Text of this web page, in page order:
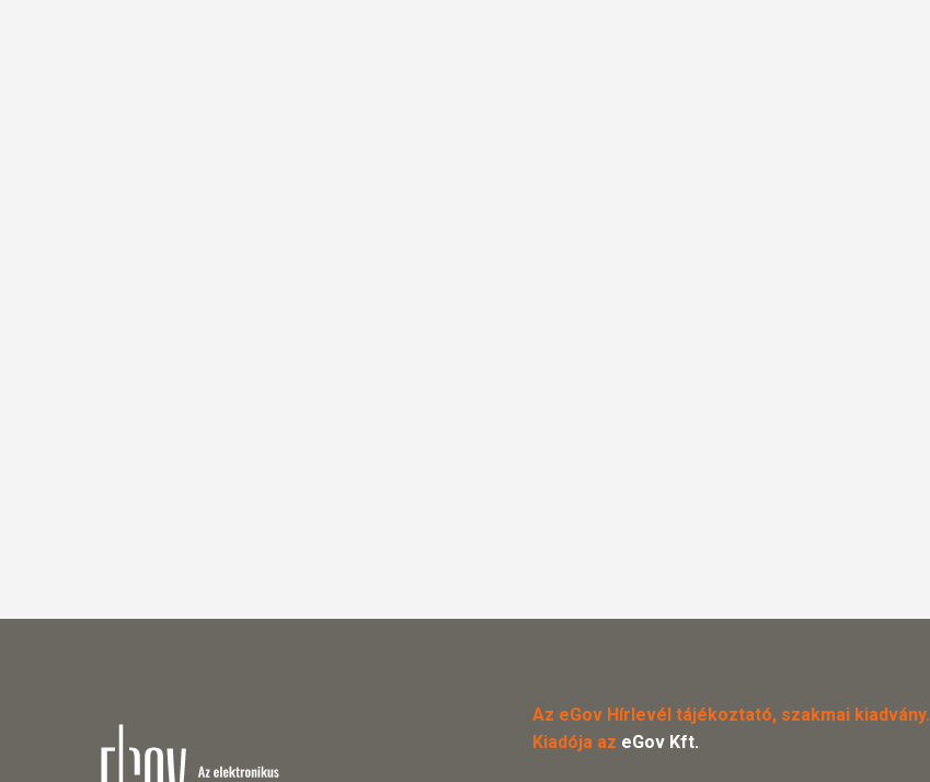
Az eGov Hírlevél tájékoztató, szakmai kiadvány.
Kiadója az eGov Kft.